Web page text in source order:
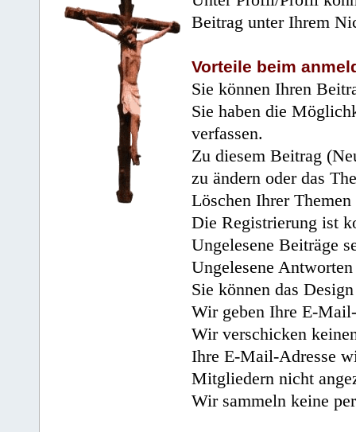
Beitrag unter Ihrem
Vorteile beim
Sie können Ihren
Sie haben die
verfassen.
Zu diesem Beitrag
zu ändern oder das
Löschen Ihrer
Die Registrierung ist
Ungelesene Beiträge
Ungelesene
Sie können das
Wir geben Ihre E-
Wir verschicken
Ihre E-Mail-Adresse
Mitgliedern nicht
Wir sammeln keine